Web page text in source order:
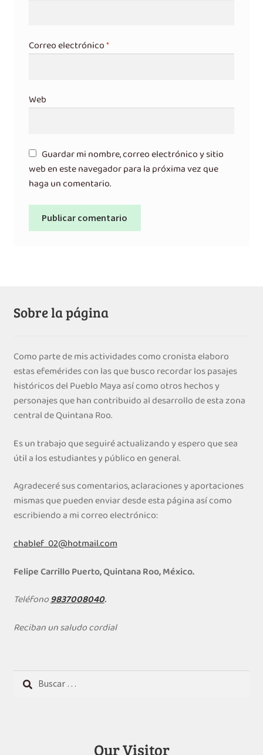
Correo electrónico*
Web
Guardar mi nombre, correo electrónico y sitio
web en este navegador para la próxima vez que
haga un comentario.
Sobre la página
Como parte de mis actividades como cronista elaboro
estas efemérides con las que busco recordar los pasajes
históricos del Pueblo Maya así como otros hechos y
personajes que han contribuido al desarrollo de esta zona
central de Quintana Roo.
Es un trabajo que seguiré actualizando y espero que sea
útil a los estudiantes y público en general.
Agradeceré sus comentarios, aclaraciones y aportaciones
mismas que pueden enviar desde esta página así como
escribiendo a mi correo electrónico:
chablef_02@hotmail.com
Felipe Carrillo Puerto, Quintana Roo, México.
Teléfono9837008040.
Reciban un saludo cordial
Buscar:
Our Visitor